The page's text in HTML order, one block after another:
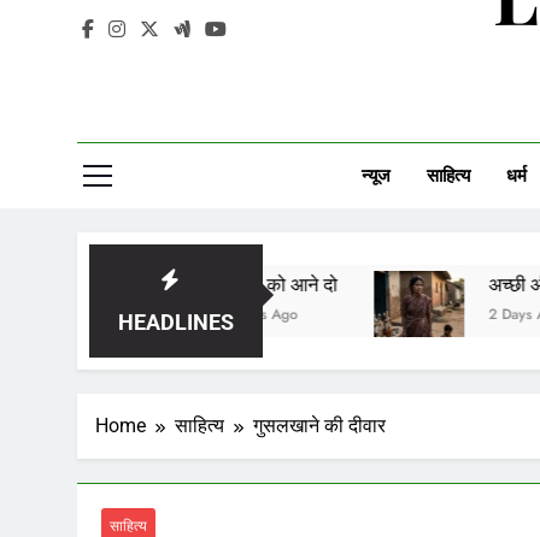
न्यूज साहित्य धर्म
HEADLINES
सावन को आने दो
2 Days Ago
अच्छी औरत
2 Days Ago
Home साहित्य गुसलखाने की दीवार
साहित्य